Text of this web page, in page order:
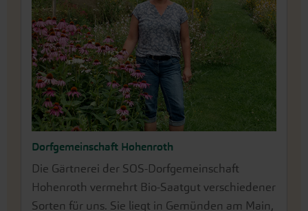
Dorfgemeinschaft Hohenroth
Die Gärtnerei der SOS-Dorfgemeinschaft
Hohenroth vermehrt Bio-Saatgut verschiedener
Sorten für uns. Sie liegt in Gemünden am Main,
Waldhof / Thomas Mauer
Thomas Mauer vermehrt Saatgut auf dem
Demeter-Betrieb Waldhof, in Kassel. Unter dem
östlichen Steilabfall des Habichtswaldes